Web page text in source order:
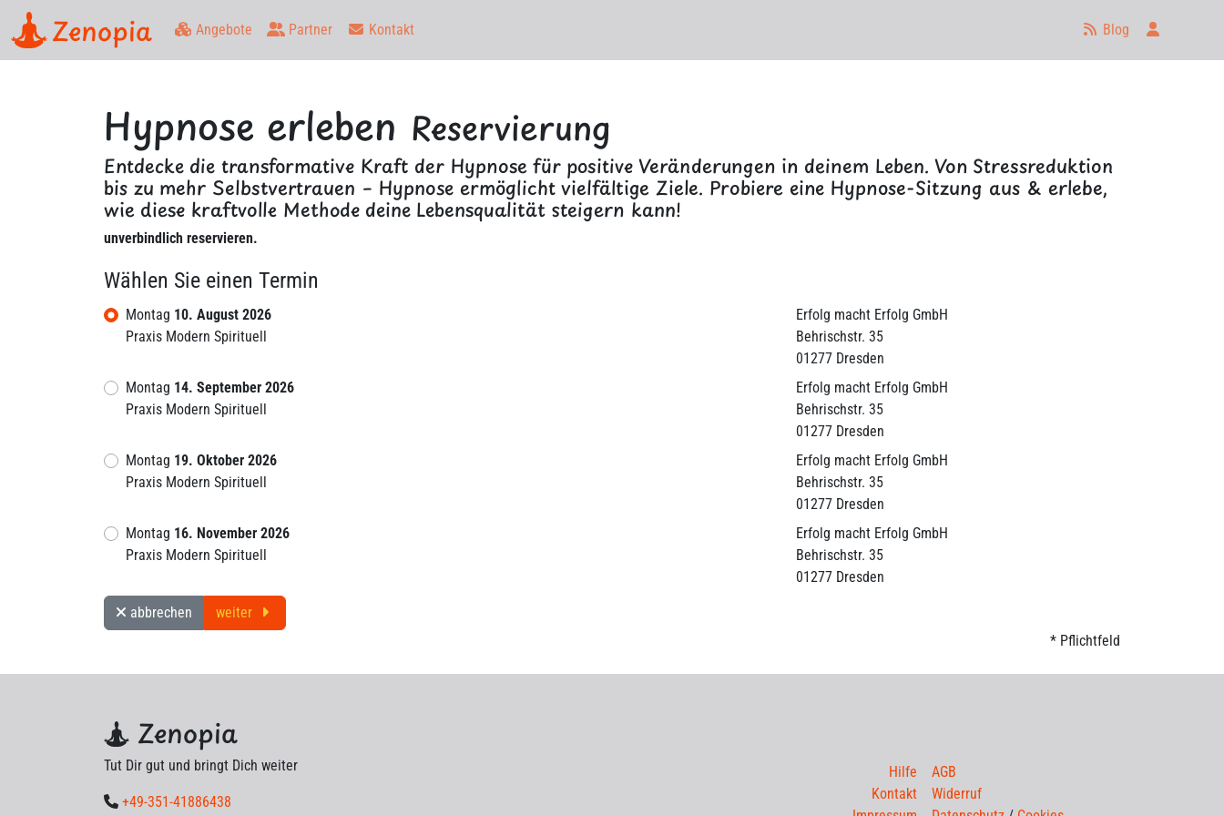
Zenopia Angebote Partner Kontakt Blog
Hypnose erleben Reservierung
Entdecke die transformative Kraft der Hypnose für positive Veränderungen in deinem Leben. Von Stressreduktion
bis zu mehr Selbstvertrauen – Hypnose ermöglicht vielfältige Ziele. Probiere eine Hypnose-Sitzung aus & erlebe,
wie diese kraftvolle Methode deine Lebensqualität steigern kann!
unverbindlich reservieren.
Wählen Sie einen Termin
Montag 10. August 2026
Praxis Modern Spirituell
Erfolg macht Erfolg GmbH
Behrischstr. 35
01277 Dresden
Montag 14. September 2026
Praxis Modern Spirituell
Erfolg macht Erfolg GmbH
Behrischstr. 35
01277 Dresden
Montag 19. Oktober 2026
Praxis Modern Spirituell
Erfolg macht Erfolg GmbH
Behrischstr. 35
01277 Dresden
Montag 16. November 2026
Praxis Modern Spirituell
Erfolg macht Erfolg GmbH
Behrischstr. 35
01277 Dresden
abbrechen
weiter
* Pflichtfeld
Zenopia
Tut Dir gut und bringt Dich weiter
+49-351-41886438
Hilfe
Kontakt
AGB
Widerruf